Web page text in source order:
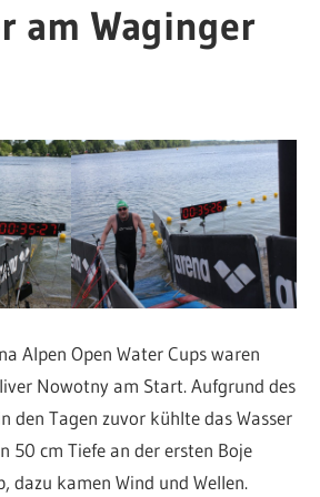
am Waginger
Alpen Open Water Cups waren
Nowotny am Start. Aufgrund des
den Tagen zuvor kühlte das Wasser
50 cm Tiefe an der ersten Boje
dazu kamen Wind und Wellen.